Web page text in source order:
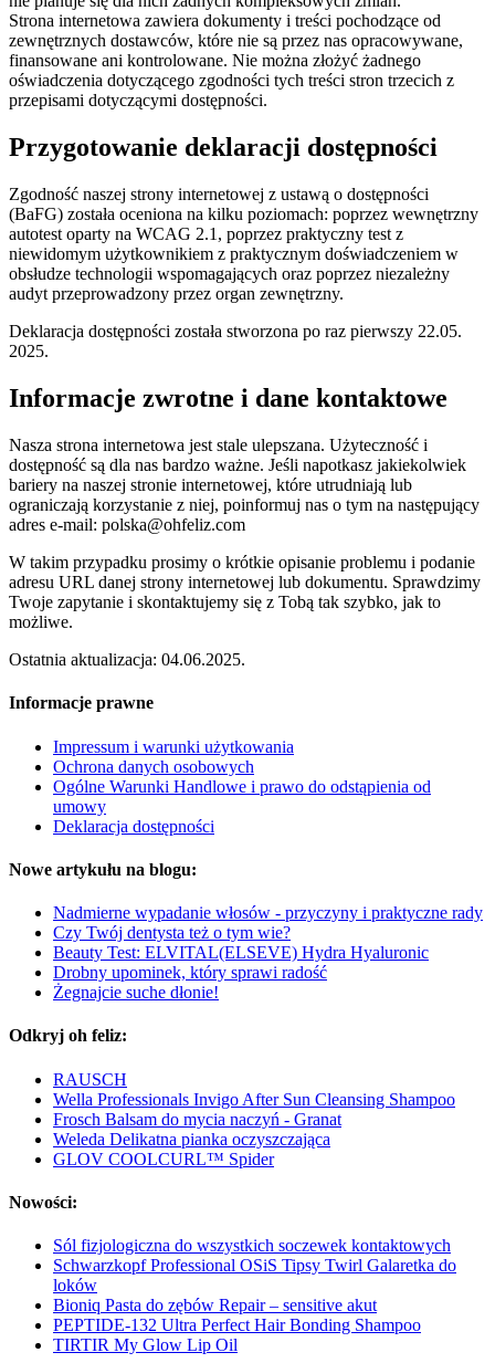
Strona internetowa zawiera dokumenty i treści pochodzące od
zewnętrznych dostawców, które nie są przez nas opracowywane,
finansowane ani kontrolowane. Nie można złożyć żadnego
oświadczenia dotyczącego zgodności tych treści stron trzecich z
przepisami dotyczącymi dostępności.
Przygotowanie deklaracji dostępności
Zgodność naszej strony internetowej z ustawą o dostępności
(BaFG) została oceniona na kilku poziomach: poprzez wewnętrzny
autotest oparty na WCAG 2.1, poprzez praktyczny test z
niewidomym użytkownikiem z praktycznym doświadczeniem w
obsłudze technologii wspomagających oraz poprzez niezależny
audyt przeprowadzony przez organ zewnętrzny.
Deklaracja dostępności została stworzona po raz pierwszy 22.05.
2025.
Informacje zwrotne i dane kontaktowe
Nasza strona internetowa jest stale ulepszana. Użyteczność i
dostępność są dla nas bardzo ważne. Jeśli napotkasz jakiekolwiek
bariery na naszej stronie internetowej, które utrudniają lub
ograniczają korzystanie z niej, poinformuj nas o tym na następujący
adres e-mail: polska@ohfeliz.com
W takim przypadku prosimy o krótkie opisanie problemu i podanie
adresu URL danej strony internetowej lub dokumentu. Sprawdzimy
Twoje zapytanie i skontaktujemy się z Tobą tak szybko, jak to
możliwe.
Ostatnia aktualizacja: 04.06.2025.
Informacje prawne
Impressum i warunki użytkowania
Ochrona danych osobowych
Ogólne Warunki Handlowe i prawo do odstąpienia od
umowy
Deklaracja dostępności
Nowe artykułu na blogu:
Nadmierne wypadanie włosów - przyczyny i praktyczne rady
Czy Twój dentysta też o tym wie?
Beauty Test: ELVITAL(ELSEVE) Hydra Hyaluronic
Drobny upominek, który sprawi radość
Żegnajcie suche dłonie!
Odkryj oh feliz:
RAUSCH
Wella Professionals Invigo After Sun Cleansing Shampoo
Frosch Balsam do mycia naczyń - Granat
Weleda Delikatna pianka oczyszczająca
GLOV COOLCURL™ Spider
Nowości:
Sól fizjologiczna do wszystkich soczewek kontaktowych
Schwarzkopf Professional OSiS Tipsy Twirl Galaretka do
loków
Bioniq Pasta do zębów Repair – sensitive akut
PEPTIDE-132 Ultra Perfect Hair Bonding Shampoo
TIRTIR My Glow Lip Oil